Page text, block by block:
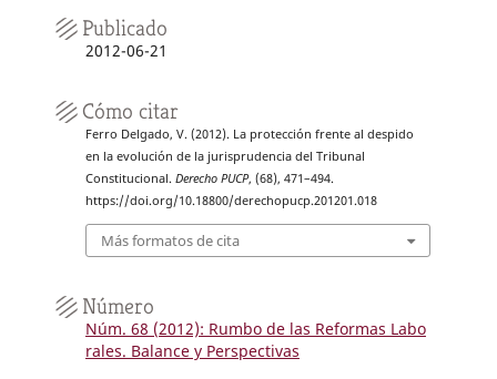
Publicado
2012-06-21
Cómo citar
Ferro Delgado, V. (2012). La protección frente al despido
en la evolución de la jurisprudencia del Tribunal
Constitucional. Derecho PUCP, (68), 471–494.
https://doi.org/10.18800/derechopucp.201201.018
Más formatos de cita
Número
Núm. 68 (2012): Rumbo de las Reformas Labo
rales. Balance y Perspectivas